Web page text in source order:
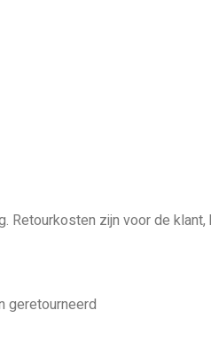
Retourkosten zijn voor de
geretourneerd